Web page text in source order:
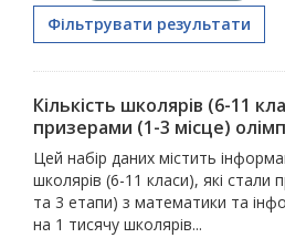
Фільтрувати результати
Кількість школярів (6-11
призерами (1-3 місце)
Цей набір даних містить
школярів (6-11 класи), які стали
та 3 етапи) з математики та
на 1 тисячу школярів...